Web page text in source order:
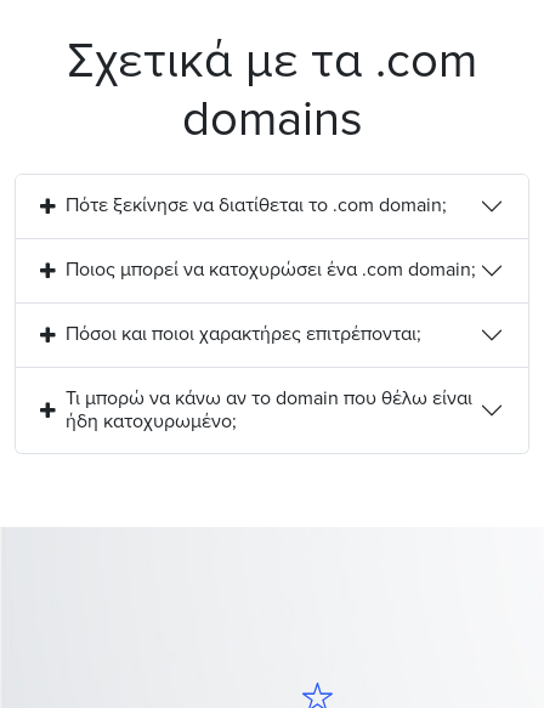
Σχετικά με τα .com
domains
Πότε ξεκίνησε να διατίθεται το .com domain;
Ποιος μπορεί να κατοχυρώσει ένα .com domain;
Πόσοι και ποιοι χαρακτήρες επιτρέπονται;
Τι μπορώ να κάνω αν το domain που θέλω είναι
ήδη κατοχυρωμένο;